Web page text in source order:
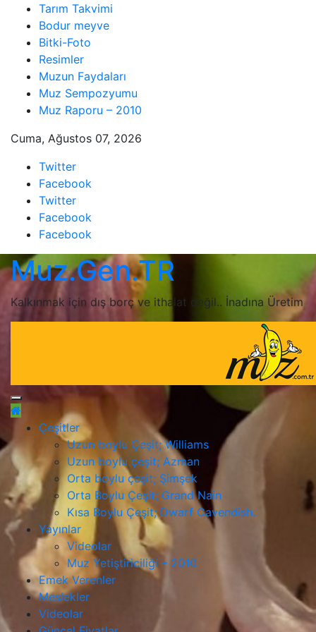
content
Tarım Takvimi
Bodur meyve
Bitki-Foto
Resimler
Muzun Faydaları
Muz Sempozyumu
Muz Raporu – 2010
Cuma, Ağustos 07, 2026
Twitter
Facebook
Twitter
Facebook
Facebook
Muz.Gen.TR
Kalkınmak için dış borç ve ithalat değil.. İnadına Üretim
Çeşitler
Uzun boylu Çeşit; Williams
Uzun boylu çeşit; Azman
Orta boylu çeşit; Şimşek
Orta Boylu Çeşit; Grand Nain
Kısa Boylu Çeşit; Dwarf Cavendish.
Yayınlar
Videolar
Muz Yetiştiriciliği – 2010
Emek Verenler
Meslekler
Videolar